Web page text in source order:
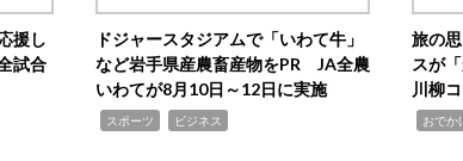
援し
試合
ドジャースタジアムで「いわて牛」
など岩手県産農畜産物をPR JA全農
いわてが8月10日～12日に実施
スポーツ ビジネス
旅の
スが
川柳
おでか